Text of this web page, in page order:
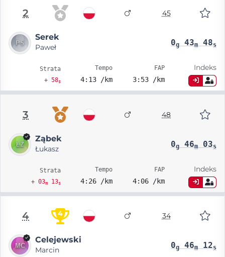
2 45
Serek
Paweł 0g43m48s
Strata
+ 58s
Tempo
4:13 /km
FAP
3:53 /km
Indeks
3 48
Ząbek
Łukasz 0g46m03s
Strata
+ 03m13s
Tempo
4:26 /km
FAP
4:06 /km
Indeks
4 4 34
Celejewski
Marcin 0g46m12s